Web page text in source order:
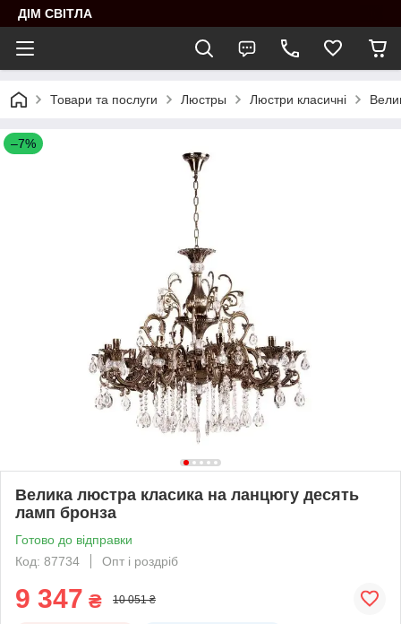
ДІМ СВІТЛА
Товари та послуги Люстры Люстри класичні
–7%
Велика люстра класика на ланцюгу десять
ламп бронза
Готово до відправки
Код: 87734
Опт і роздріб
9 347 ₴ 10 051 ₴